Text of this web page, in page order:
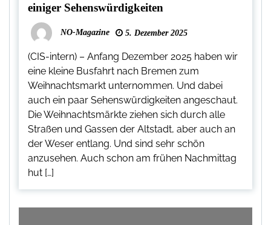
einiger Sehenswürdigkeiten
NO-Magazine 5. Dezember 2025
(CIS-intern) – Anfang Dezember 2025 haben wir
eine kleine Busfahrt nach Bremen zum
Weihnachtsmarkt unternommen. Und dabei
auch ein paar Sehenswürdigkeiten angeschaut.
Die Weihnachtsmärkte ziehen sich durch alle
Straßen und Gassen der Altstadt, aber auch an
der Weser entlang. Und sind sehr schön
anzusehen. Auch schon am frühen Nachmittag
hut […]